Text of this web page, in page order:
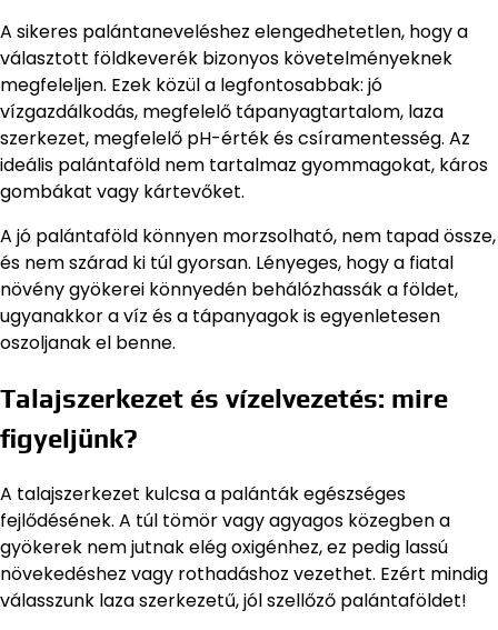
A sikeres palántaneveléshez elengedhetetlen, hogy a
választott földkeverék bizonyos követelményeknek
megfeleljen. Ezek közül a legfontosabbak: jó
vízgazdálkodás, megfelelő tápanyagtartalom, laza
szerkezet, megfelelő pH-érték és csíramentesség. Az
ideális palántaföld nem tartalmaz gyommagokat, káros
gombákat vagy kártevőket.
A jó palántaföld könnyen morzsolható, nem tapad össze,
és nem szárad ki túl gyorsan. Lényeges, hogy a fiatal
növény gyökerei könnyedén behálózhassák a földet,
ugyanakkor a víz és a tápanyagok is egyenletesen
oszoljanak el benne.
Talajszerkezet és vízelvezetés: mire
figyeljünk?
A talajszerkezet kulcsa a palánták egészséges
fejlődésének. A túl tömör vagy agyagos közegben a
gyökerek nem jutnak elég oxigénhez, ez pedig lassú
növekedéshez vagy rothadáshoz vezethet. Ezért mindig
válasszunk laza szerkezetű, jól szellőző palántaföldet!